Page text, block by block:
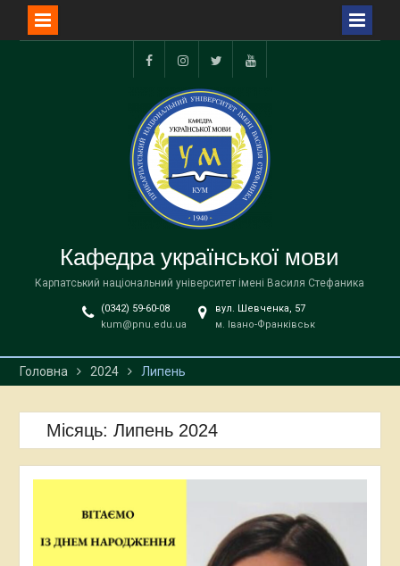
facebookinstagramtwitter youtube
Кафедра української мови
Карпатський національний університет імені Василя Стефаника
(0342) 59-60-08
kum@pnu.edu.ua
вул. Шевченка, 57
м. Івано-Франківськ
Головна 2024 Липень
Місяць: Липень 2024